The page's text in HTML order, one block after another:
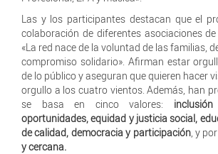
Las y los participantes destacan que el
colaboración de diferentes asociaciones
«La red nace de la voluntad de las familias,
compromiso solidario». Afirman estar
de lo público y aseguran que quieren hacer
orgullo a los cuatro vientos. Además, han
se basa en cinco valores:
oportunidades, equidad y justicia social,
de calidad, democracia y participación, y
y cercana.